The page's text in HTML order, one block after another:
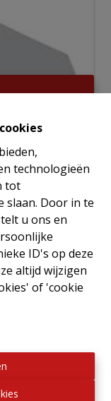
technologieën
tot
slaan. Door in te
u ons en
ID's op deze
altijd wijzigen
of 'cookie
m²